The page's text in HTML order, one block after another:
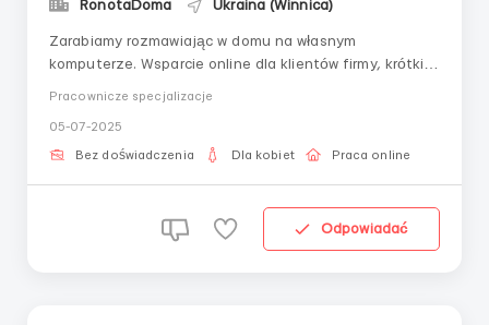
RonotaDoma Ukraina (Winnica)
Zarabiamy rozmawiając w domu na własnym
komputerze. Wsparcie online dla klientów firmy, krótkie
Wymagania: kobieta 18-45 lat, pozytywne nastawienie
do pracy, cierpliwość. Szkolenie w trakcie pracy. Wy...
Pracownicze specjalizacje
05-07-2025
Bez doświadczenia Dla kobiet Praca online
Odpowiadać